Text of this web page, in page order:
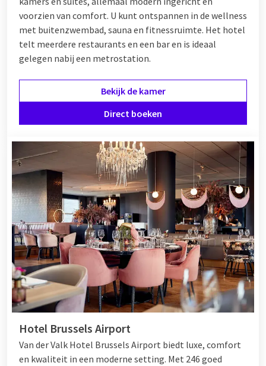
voorzien van comfort. U kunt ontspannen in de wellness
met buitenzwembad, sauna en fitnessruimte. Het hotel
telt meerdere restaurants en een bar en is ideaal
gelegen nabij een metrostation.
Bekijk de kamer
Direct boeken
Hotel Brussels Airport
Van der Valk Hotel Brussels Airport biedt luxe, comfort
en kwaliteit in een moderne setting. Met 246 goed